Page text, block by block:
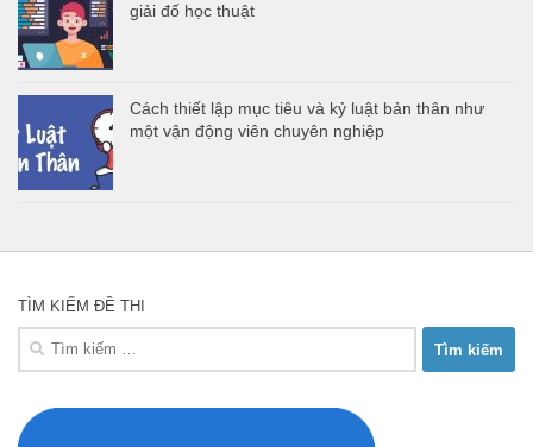
giải đố học thuật
Cách thiết lập mục tiêu và kỷ luật bản thân như
một vận động viên chuyên nghiệp
TÌM KIẾM ĐỀ THI
Tìm
kiếm